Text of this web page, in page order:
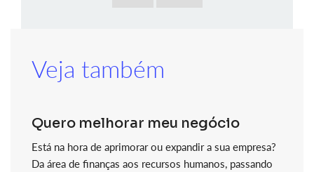
Veja também
Quero melhorar meu negócio
Está na hora de aprimorar ou expandir a sua empresa?
Da área de finanças aos recursos humanos, passando